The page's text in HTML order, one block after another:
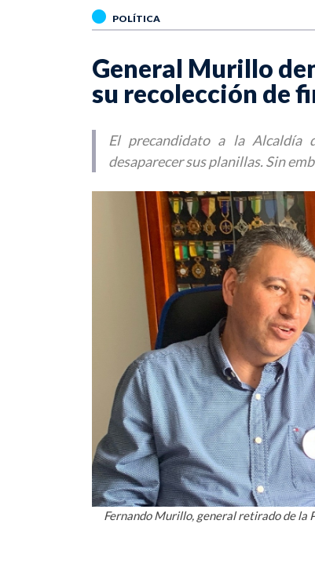
POLÍTICA
General Murillo
su recolección de
El precandidato a la Alcaldía
desaparecer sus planillas. Sin
Fernando Murillo, general retirado de la